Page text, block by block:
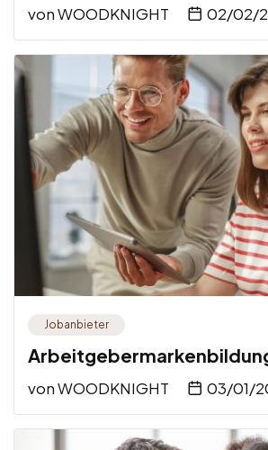
vonWOODKNIGHT 02/02/
Jobanbieter
vonWOODKNIGHT 03/01/